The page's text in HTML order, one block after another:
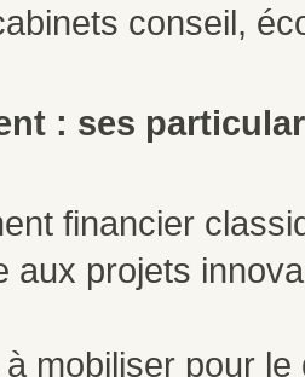
conseil,
: ses
financier
aux projets
mobiliser pour